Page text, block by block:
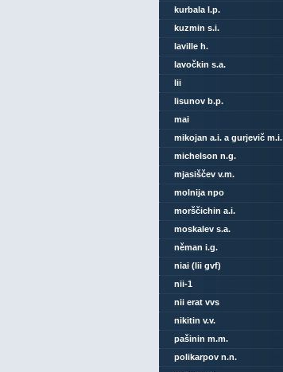
kurbala l.p.
kuzmin s.i.
laville h.
lavočkin s.a.
lii
lisunov b.p.
mai
mikojan a.i. a gurjevič m.i.
michelson n.g.
mjasiščev v.m.
molnija npo
morščichin a.i.
moskalev s.a.
něman i.g.
niai (lii gvf)
nii-1
nii erat vvs
nikitin v.v.
pašinin m.m.
polikarpov n.n.